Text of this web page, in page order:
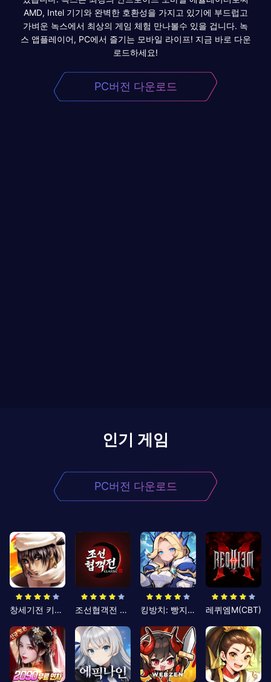
AMD, Intel 기기와 완벽한 호환성을 가지고 있기에 부드럽고
가벼운 녹스에서 최상의 게임 체험 만나볼수 있을 겁니다. 녹
스 앱플레이어, PC에서 즐기는 모바일 라이프! 지금 바로 다운
로드하세요!
PC버전 다운로드
인기 게임
PC버전 다운로드
창세기전 키우기 조선협객전 클래식 킹방치: 빵지의 제왕 레퀴엠M(CBT)